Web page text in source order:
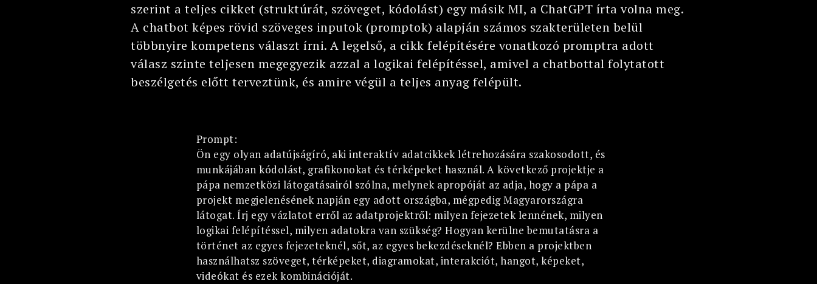
szerint a teljes cikket (struktúrát, szöveget, kódolást) egy másik MI, a ChatGPT írta volna meg.
A chatbot képes rövid szöveges inputok (promptok) alapján számos szakterületen belül
többnyire kompetens választ írni. A legelső, a cikk felépítésére vonatkozó promptra adott
válasz szinte teljesen megegyezik azzal a logikai felépítéssel, amivel a chatbottal folytatott
beszélgetés előtt terveztünk, és amire végül a teljes anyag felépült.
Prompt:
Ön egy olyan adatújságíró, aki interaktív adatcikkek létrehozására szakosodott, és
munkájában kódolást, grafikonokat és térképeket használ. A következő projektje a
pápa nemzetközi látogatásairól szólna, melynek apropóját az adja, hogy a pápa a
projekt megjelenésének napján egy adott országba, mégpedig Magyarországra
látogat. Írj egy vázlatot erről az adatprojektről: milyen fejezetek lennének, milyen
logikai felépítéssel, milyen adatokra van szükség? Hogyan kerülne bemutatásra a
történet az egyes fejezeteknél, sőt, az egyes bekezdéseknél? Ebben a projektben
használhatsz szöveget, térképeket, diagramokat, interakciót, hangot, képeket,
videókat és ezek kombinációját.